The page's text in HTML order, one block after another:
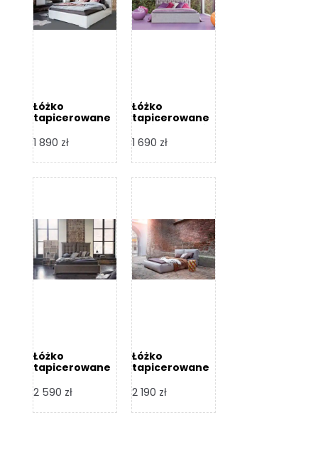
Łóżko
tapicerowane
Design
1 890 zł
Łóżko
tapicerowane
Design
1 690 zł
Łóżko
tapicerowane
Design
2 590 zł
Łóżko
tapicerowane
Design
2 190 zł